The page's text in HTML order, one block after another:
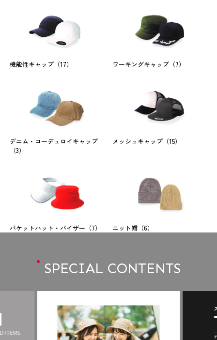
機能性キャップ （17） ワーキングキャップ（7）
デニム・コーデュロイキャップ
（3）
メッシュキャップ（15）
バケットハット・バイザー （7） ニット帽（6）
SPECIAL CONTENTS